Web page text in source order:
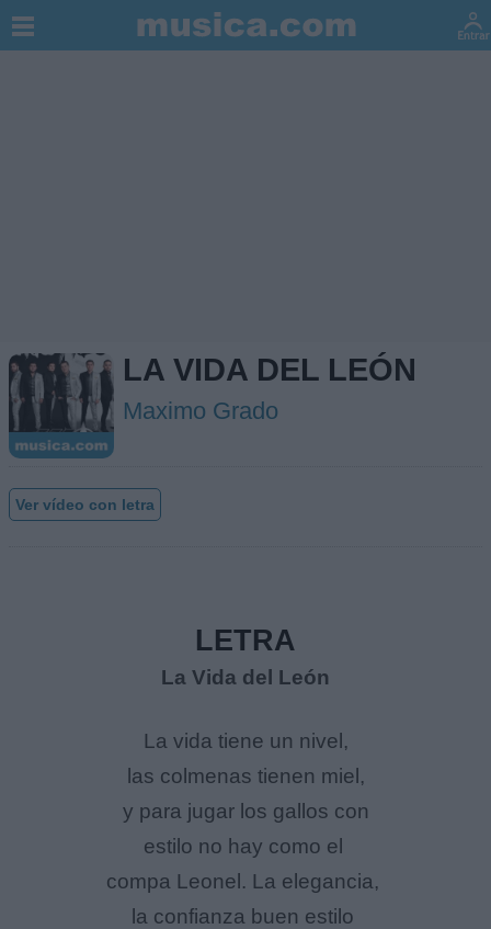
LA VIDA DEL LEÓN
Maximo Grado
Ver vídeo con letra
LETRA
La Vida del León
La vida tiene un nivel,
las colmenas tienen miel,
y para jugar los gallos con
estilo no hay como el
compa Leonel. La elegancia,
la confianza buen estilo